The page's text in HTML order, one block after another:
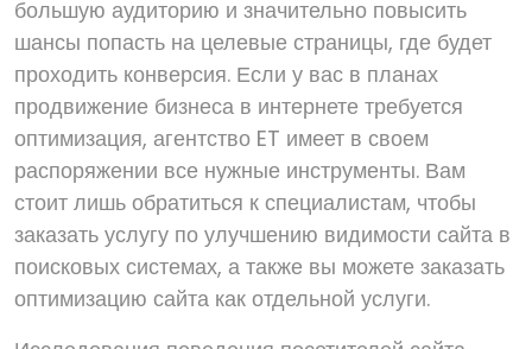
большую аудиторию и значительно повысить
шансы попасть на целевые страницы, где будет
проходить конверсия. Если у вас в планах
продвижение бизнеса в интернете требуется
оптимизация, агентство ET имеет в своем
распоряжении все нужные инструменты. Вам
стоит лишь обратиться к специалистам, чтобы
заказать услугу по улучшению видимости сайта в
поисковых системах, а также вы можете заказать
оптимизацию сайта как отдельной услуги.